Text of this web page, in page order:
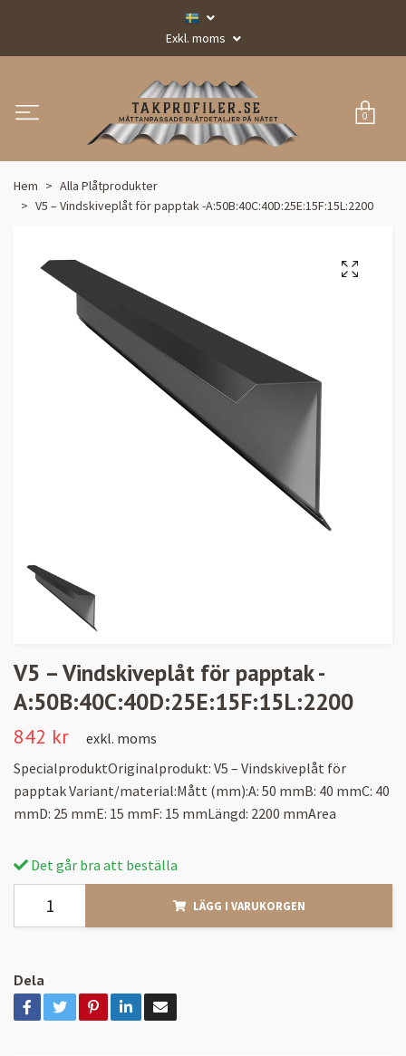
Exkl. moms
0
Hem
Alla Plåtprodukter
V5 – Vindskiveplåt för papptak -A:50B:40C:40D:25E:15F:15L:2200
V5 – Vindskiveplåt för papptak -
A:50B:40C:40D:25E:15F:15L:2200
842 kr
exkl. moms
SpecialproduktOriginalprodukt: V5 – Vindskiveplåt för
papptak Variant/material:Mått (mm):A: 50 mmB: 40 mmC: 40
mmD: 25 mmE: 15 mmF: 15 mmLängd: 2200 mmArea
Det går bra att beställa
LÄGG I VARUKORGEN
Dela